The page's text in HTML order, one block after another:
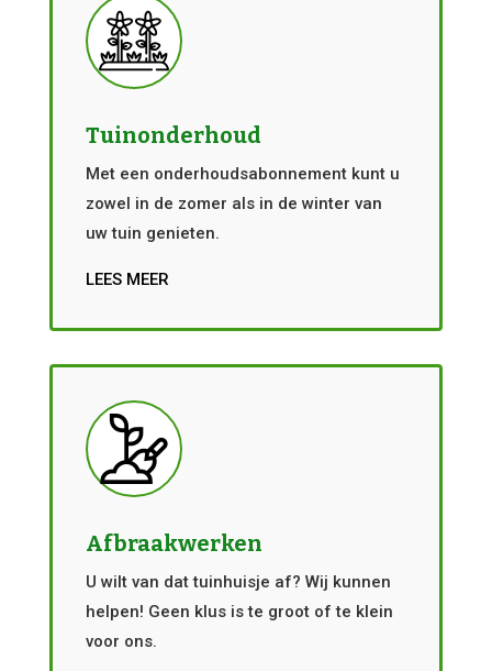
Tuinonderhoud
Met een onderhoudsabonnement kunt u
zowel in de zomer als in de winter van
uw tuin genieten.
LEES MEER
Afbraakwerken
U wilt van dat tuinhuisje af? Wij kunnen
helpen! Geen klus is te groot of te klein
voor ons.